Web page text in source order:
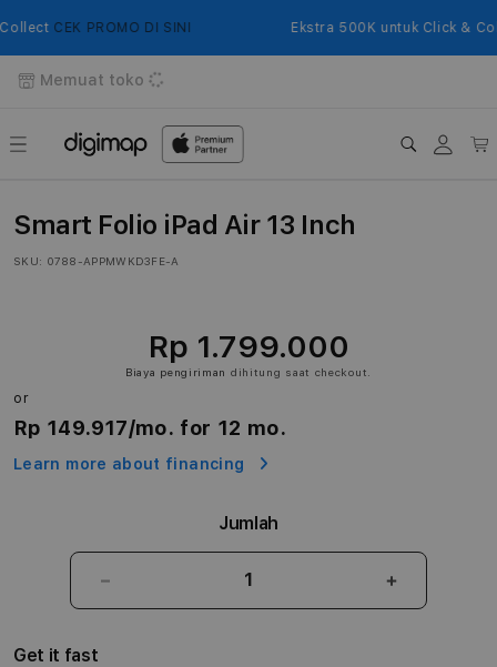
keCEK PROMO DI SINI Ekstra 500K untuk Click &
Memuat toko
Login
Smart Folio iPad Air 13 Inch
SKU: 0788-APPMWKD3FE-A
Rp 1.799.000
Biaya pengiriman dihitung saat checkout.
or
Rp 149.917/mo. for 12 mo.
Learn more about financing
Jumlah
Kurangi
jumlah
Tambah
jumlah
Get it fast